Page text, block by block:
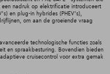
nadruk op elektrificatie introduceert
en plug-in hybrides (PHEV's),
om aan de groeiende vraag
technologische functies zoals
en spraakbesturing. Bovendien bieden
cruisecontrol voor extra gemak